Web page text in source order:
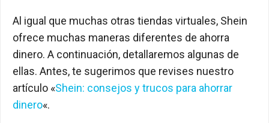
Al igual que muchas otras tiendas virtuales, Shein
ofrece muchas maneras diferentes de ahorra
dinero. A continuación, detallaremos algunas de
ellas. Antes, te sugerimos que revises nuestro
artículo «Shein: consejos y trucos para ahorrar
dinero«.